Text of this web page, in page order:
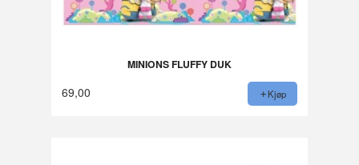
MINIONS FLUFFY DUK
69,00 Kjøp